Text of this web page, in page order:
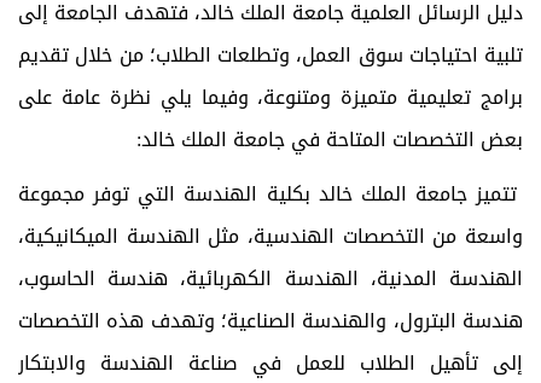
دليل الرسائل العلمية جامعة الملك خالد، فتهدف الجامعة إلى
تلبية احتياجات سوق العمل، وتطلعات الطلاب؛ من خلال تقديم
برامج تعليمية متميزة ومتنوعة، وفيما يلي نظرة عامة على
بعض التخصصات المتاحة في جامعة الملك خالد:
تتميز جامعة الملك خالد بكلية الهندسة التي توفر مجموعة
واسعة من التخصصات الهندسية، مثل الهندسة الميكانيكية،
الهندسة المدنية، الهندسة الكهربائية، هندسة الحاسوب،
هندسة البترول، والهندسة الصناعية؛ وتهدف هذه التخصصات
إلى تأهيل الطلاب للعمل في صناعة الهندسة والابتكار